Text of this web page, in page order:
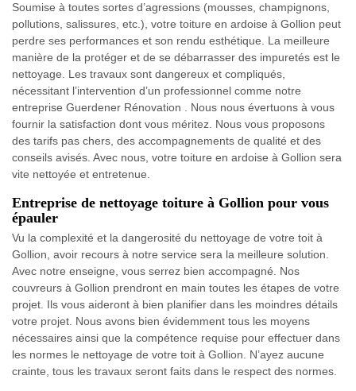
Soumise à toutes sortes d’agressions (mousses, champignons,
pollutions, salissures, etc.), votre toiture en ardoise à Gollion peut
perdre ses performances et son rendu esthétique. La meilleure
manière de la protéger et de se débarrasser des impuretés est le
nettoyage. Les travaux sont dangereux et compliqués,
nécessitant l’intervention d’un professionnel comme notre
entreprise Guerdener Rénovation . Nous nous évertuons à vous
fournir la satisfaction dont vous méritez. Nous vous proposons
des tarifs pas chers, des accompagnements de qualité et des
conseils avisés. Avec nous, votre toiture en ardoise à Gollion sera
vite nettoyée et entretenue.
Entreprise de nettoyage toiture à Gollion pour vous
épauler
Vu la complexité et la dangerosité du nettoyage de votre toit à
Gollion, avoir recours à notre service sera la meilleure solution.
Avec notre enseigne, vous serrez bien accompagné. Nos
couvreurs à Gollion prendront en main toutes les étapes de votre
projet. Ils vous aideront à bien planifier dans les moindres détails
votre projet. Nous avons bien évidemment tous les moyens
nécessaires ainsi que la compétence requise pour effectuer dans
les normes le nettoyage de votre toit à Gollion. N’ayez aucune
crainte, tous les travaux seront faits dans le respect des normes.